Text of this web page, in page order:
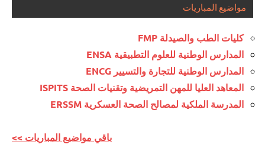
مواضيع المباريات
كليات الطب والصيدلة FMP
المدارس الوطنية للعلوم التطبيقية ENSA
المدارس الوطنية للتجارة والتسيير ENCG
المعاهد العليا للمهن التمريضية وتقنيات الصحة ISPITS
المدرسة الملكية لمصالح الصحة العسكرية ERSSM
<< باقي مواضيع المباريات